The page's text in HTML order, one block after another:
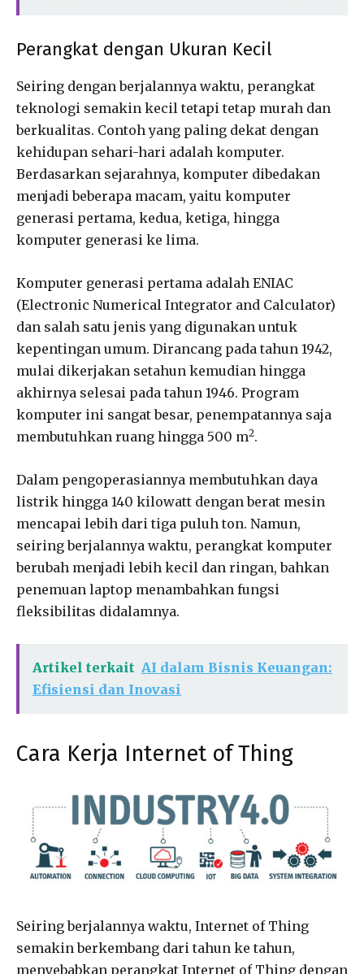
Perangkat dengan Ukuran Kecil
Seiring dengan berjalannya waktu, perangkat
teknologi semakin kecil tetapi tetap murah dan
berkualitas. Contoh yang paling dekat dengan
kehidupan sehari-hari adalah komputer.
Berdasarkan sejarahnya, komputer dibedakan
menjadi beberapa macam, yaitu komputer
generasi pertama, kedua, ketiga, hingga
komputer generasi ke lima.
Komputer generasi pertama adalah ENIAC
(Electronic Numerical Integrator and Calculator)
dan salah satu jenis yang digunakan untuk
kepentingan umum. Dirancang pada tahun 1942,
mulai dikerjakan setahun kemudian hingga
akhirnya selesai pada tahun 1946. Program
komputer ini sangat besar, penempatannya saja
membutuhkan ruang hingga 500 m2.
Dalam pengoperasiannya membutuhkan daya
listrik hingga 140 kilowatt dengan berat mesin
mencapai lebih dari tiga puluh ton. Namun,
seiring berjalannya waktu, perangkat komputer
berubah menjadi lebih kecil dan ringan, bahkan
penemuan laptop menambahkan fungsi
fleksibilitas didalamnya.
Artikel terkait AI dalam Bisnis Keuangan:
Efisiensi dan Inovasi
Cara Kerja Internet of Thing
Seiring berjalannya waktu, Internet of Thing
semakin berkembang dari tahun ke tahun,
menyebabkan perangkat Internet of Thing dengan